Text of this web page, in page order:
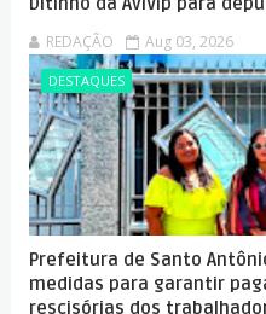
REDAÇÃO Aug 03, 2026
DESTAQUES
Prefeitura de Santo
medidas para garantir
rescisórias dos